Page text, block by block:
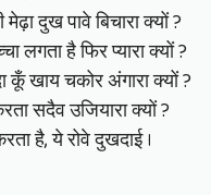
दुख पावे बिचारा क्यों ?
लगता है फिर प्यारा क्यों ?
कूँ खाय चकोर अंगारा क्यों ?
सदैव उजियारा क्यों ?
है, ये रोवे दुखदाई ।